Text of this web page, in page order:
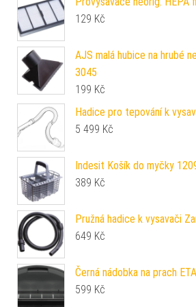
129 Kč
AJS malá hubice na hrubé
3045
199 Kč
Hadice pro tepování k
5 499 Kč
Indesit Košík do myčky
389 Kč
Pružná hadice k vysavači
649 Kč
Černá nádobka na prach
599 Kč